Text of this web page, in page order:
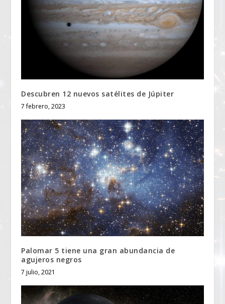
Descubren 12 nuevos satélites de Júpiter
7 febrero, 2023
Palomar 5 tiene una gran abundancia de
agujeros negros
7 julio, 2021